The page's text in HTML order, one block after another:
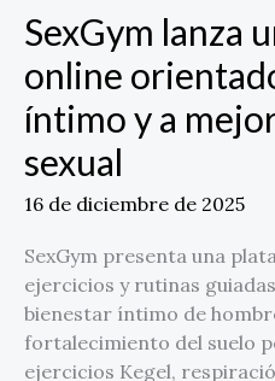
SexGym lanza
online
íntimo y a
sexual
16 de diciembre de 2025
SexGym presenta una
ejercicios y rutinas
bienestar íntimo de
fortalecimiento del suelo
ejercicios Kegel,
salud
sexual